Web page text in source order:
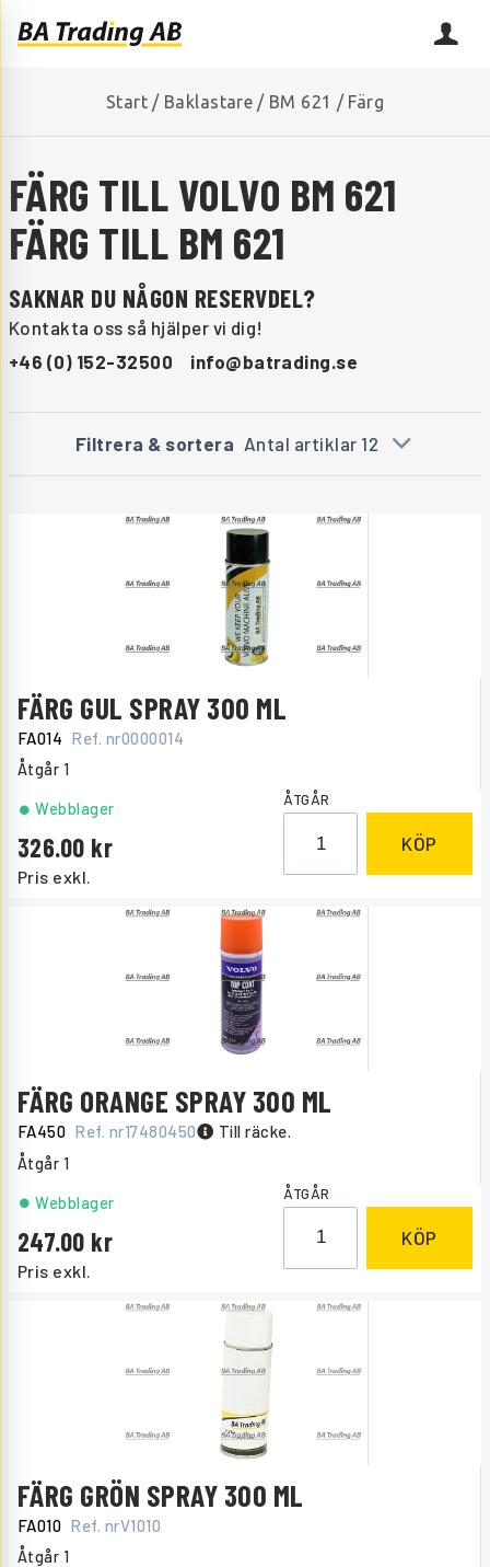
Start / Baklastare / BM 621 / Färg
FÄRG TILL VOLVO BM 621
FÄRG TILL BM 621
SAKNAR DU NÅGON RESERVDEL?
Kontakta oss så hjälper vi dig!
+46 (0) 152-32500
info@batrading.se
Filtrera & sortera Antal artiklar 12
FÄRG GUL SPRAY 300 ML
FA014 Ref. nr0000014
Åtgår 1
Pris exkl.
326.00
Webblager ÅTGÅR
KÖP
FÄRG ORANGE SPRAY 300 ML
FA450 Ref. nr17480450 Till räcke.
Åtgår 1
Pris exkl.
247.00
Webblager ÅTGÅR
KÖP
FÄRG GRÖN SPRAY 300 ML
FA010 Ref. nrV1010
Åtgår 1